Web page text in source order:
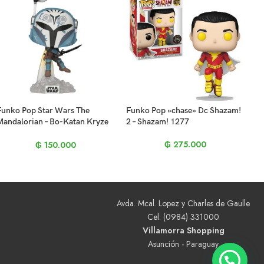
Pop Star Wars The
– Bo-Katan Kryze
₲ 150.000
Funko Pop »chase» Dc Shazam!
2 – Shazam! 1277
₲ 275.000
Avda. Mcal. Lopez y Charles de Gaulle
Cel: (0984) 331000
Villamorra Shopping
Asunción - Paraguay